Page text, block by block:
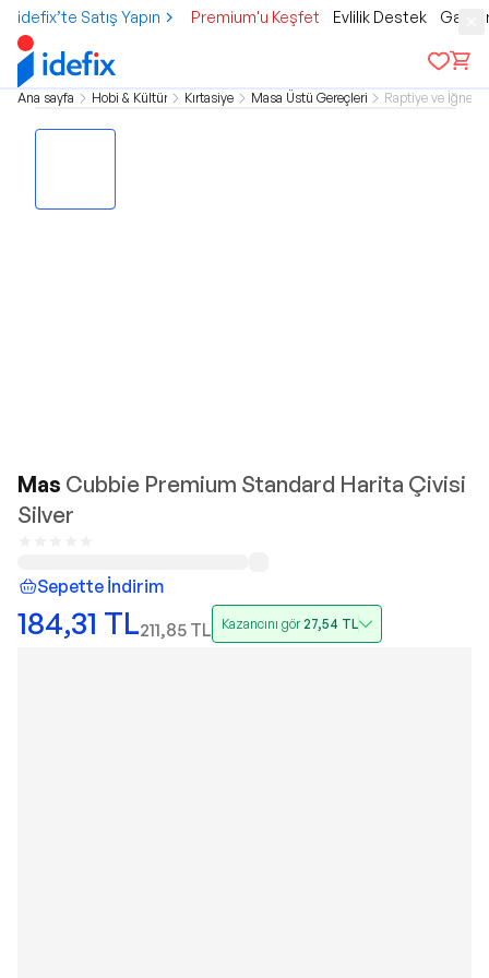
idefix’te Satış Yapın Premium'u Keşfet Evlilik Destek
Ana sayfa Hobi & Kültür Kırtasiye Masa Üstü Gereçleri Raptiye ve İğne
Mas Cubbie Premium Standard Harita Çivisi
Silver
Sepette İndirim
184,31 TL211,85 TL Kazancını gör27,54 TL